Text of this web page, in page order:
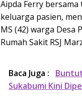
Aipda Ferry
keluarga pasien,
MS (42) warga Desa
Rumah Sakit RSJ
Baca Juga :
Sukabumi Kini